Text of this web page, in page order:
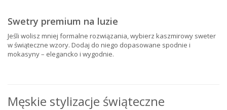
Swetry premium na luzie
Jeśli wolisz mniej formalne rozwiązania, wybierz kaszmirowy sweter
w świąteczne wzory. Dodaj do niego dopasowane spodnie i
mokasyny – elegancko i wygodnie.
Męskie stylizacje świąteczne